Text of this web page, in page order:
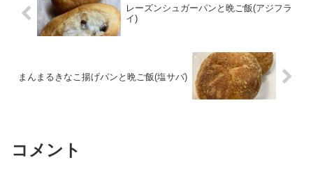
レーズンシュガーパンと晩ご飯(アジフラ
イ)
まんまるきなこ揚げパンと晩ご飯(塩サバ)
コメント